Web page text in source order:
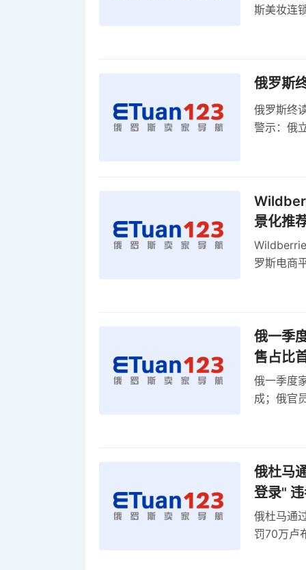
斯美妆连
俄罗斯
俄罗斯终
警示：俄
景化推
罗斯电商
俄一季
售占比
俄一季度
成；俄官
俄杜马
登录"
俄杜马通
罚70万卢